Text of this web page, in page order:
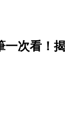
次看！